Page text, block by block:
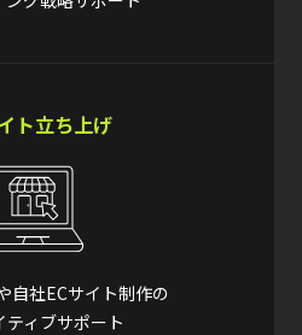
ト立ち上げ
自社ECサイト制作の
ティブサポート